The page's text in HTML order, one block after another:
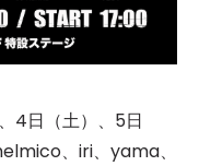
4日（土）、5日
、iri、yama、